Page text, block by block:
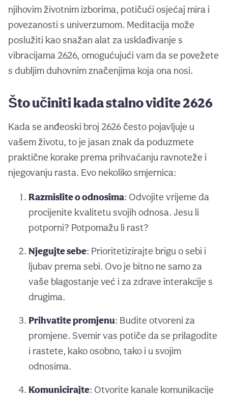
njihovim životnim izborima, potičući osjećaj mira i
povezanosti s univerzumom. Meditacija može
poslužiti kao snažan alat za usklađivanje s
vibracijama 2626, omogućujući vam da se povežete
s dubljim duhovnim značenjima koja ona nosi.
Što učiniti kada stalno vidite 2626
Kada se anđeoski broj 2626 često pojavljuje u
vašem životu, to je jasan znak da poduzmete
praktične korake prema prihvaćanju ravnoteže i
njegovanju rasta. Evo nekoliko smjernica:
Razmislite o odnosima: Odvojite vrijeme da
procijenite kvalitetu svojih odnosa. Jesu li
potporni? Potpomažu li rast?
Njegujte sebe: Prioritetizirajte brigu o sebi i
ljubav prema sebi. Ovo je bitno ne samo za
vaše blagostanje već i za zdrave interakcije s
drugima.
Prihvatite promjenu: Budite otvoreni za
promjene. Svemir vas potiče da se prilagodite
i rastete, kako osobno, tako i u svojim
odnosima.
Komunicirajte: Otvorite kanale komunikacije